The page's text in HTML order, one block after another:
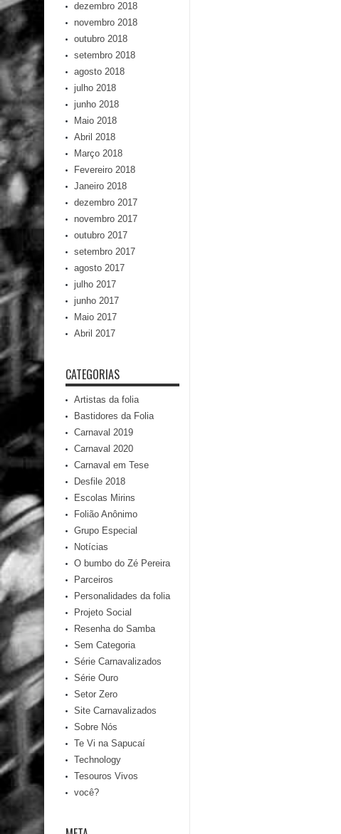
dezembro 2018
novembro 2018
outubro 2018
setembro 2018
agosto 2018
julho 2018
junho 2018
Maio 2018
Abril 2018
Março 2018
Fevereiro 2018
Janeiro 2018
dezembro 2017
novembro 2017
outubro 2017
setembro 2017
agosto 2017
julho 2017
junho 2017
Maio 2017
Abril 2017
CATEGORIAS
Artistas da folia
Bastidores da Folia
Carnaval 2019
Carnaval 2020
Carnaval em Tese
Desfile 2018
Escolas Mirins
Folião Anônimo
Grupo Especial
Notícias
O bumbo do Zé Pereira
Parceiros
Personalidades da folia
Projeto Social
Resenha do Samba
Sem Categoria
Série Carnavalizados
Série Ouro
Setor Zero
Site Carnavalizados
Sobre Nós
Te Vi na Sapucaí
Technology
Tesouros Vivos
você?